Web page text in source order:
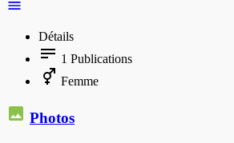
Détails
1 Publications
Femme
Photos